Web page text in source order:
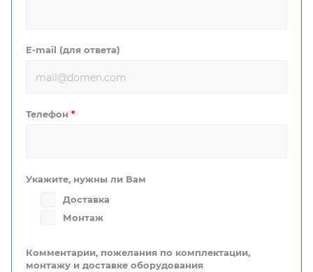
E-mail (для ответа)
Телефон *
Укажите, нужны ли Вам
Доставка
Монтаж
Комментарии, пожелания по комплектации,
монтажу и доставке оборудования